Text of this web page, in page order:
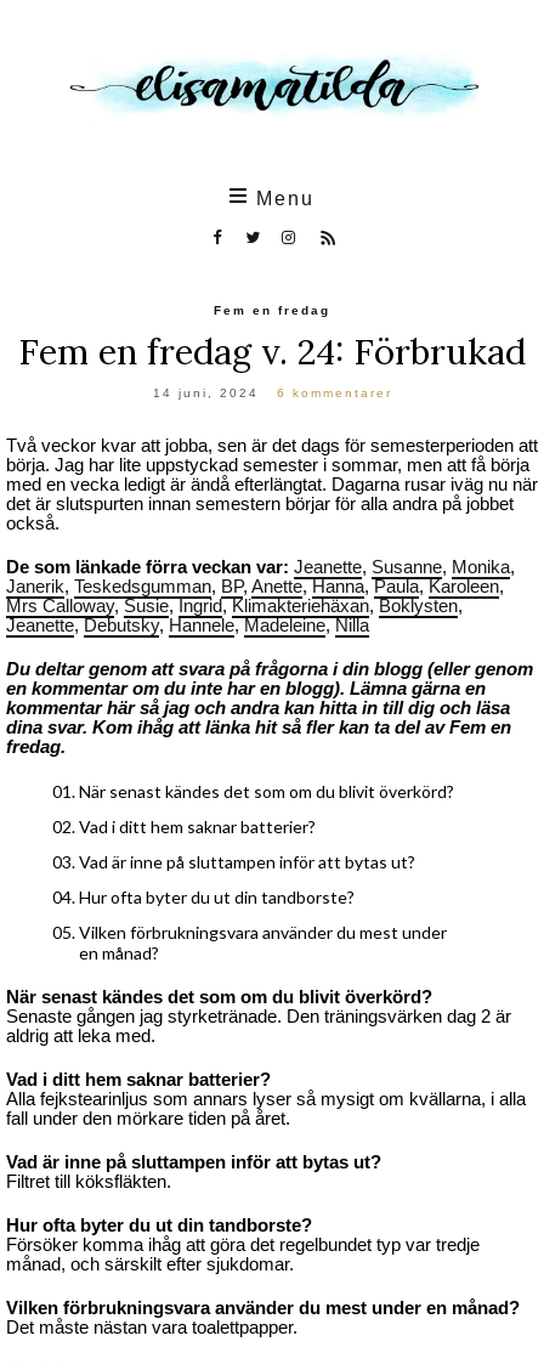
Menu
Fem en fredag
Fem en fredag v. 24: Förbrukad
14 juni, 2024 6 kommentarer
Två veckor kvar att jobba, sen är det dags för semesterperioden att
börja. Jag har lite uppstyckad semester i sommar, men att få börja
med en vecka ledigt är ändå efterlängtat. Dagarna rusar iväg nu när
det är slutspurten innan semestern börjar för alla andra på jobbet
också.
De som länkade förra veckan var: Jeanette, Susanne, Monika,
Janerik, Teskedsgumman, BP, Anette, Hanna, Paula, Karoleen,
Mrs Calloway, Susie, Ingrid, Klimakteriehäxan, Boklysten,
Jeanette, Debutsky, Hannele, Madeleine, Nilla
Du deltar genom att svara på frågorna i din blogg (eller genom
en kommentar om du inte har en blogg). Lämna gärna en
kommentar här så jag och andra kan hitta in till dig och läsa
dina svar. Kom ihåg att länka hit så fler kan ta del av Fem en
fredag.
När senast kändes det som om du blivit överkörd?
Vad i ditt hem saknar batterier?
Vad är inne på sluttampen inför att bytas ut?
Hur ofta byter du ut din tandborste?
Vilken förbrukningsvara använder du mest under
en månad?
När senast kändes det som om du blivit överkörd?
Senaste gången jag styrketränade. Den träningsvärken dag 2 är
aldrig att leka med.
Vad i ditt hem saknar batterier?
Alla fejkstearinljus som annars lyser så mysigt om kvällarna, i alla
fall under den mörkare tiden på året.
Vad är inne på sluttampen inför att bytas ut?
Filtret till köksfläkten.
Hur ofta byter du ut din tandborste?
Försöker komma ihåg att göra det regelbundet typ var tredje
månad, och särskilt efter sjukdomar.
Vilken förbrukningsvara använder du mest under en månad?
Det måste nästan vara toalettpapper.